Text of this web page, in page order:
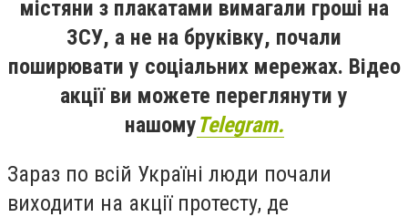
містяни з плакатами вимагали гроші на
ЗСУ, а не на бруківку, почали
поширювати у соціальних мережах. Відео
акції ви можете переглянути у
нашомуTelegram.
Зараз по всій Україні люди почали
виходити на акції протесту, де